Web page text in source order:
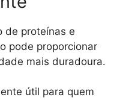
de proteínas e
pode proporcionar
mais duradoura.
útil para quem